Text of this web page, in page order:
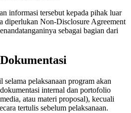
informasi tersebut kepada pihak luar
diperlukan Non-Disclosure Agreement
sebagai bagian dari
pelaksanaan program akan
internal dan portofolio
atau materi proposal), kecuali
tertulis sebelum pelaksanaan.